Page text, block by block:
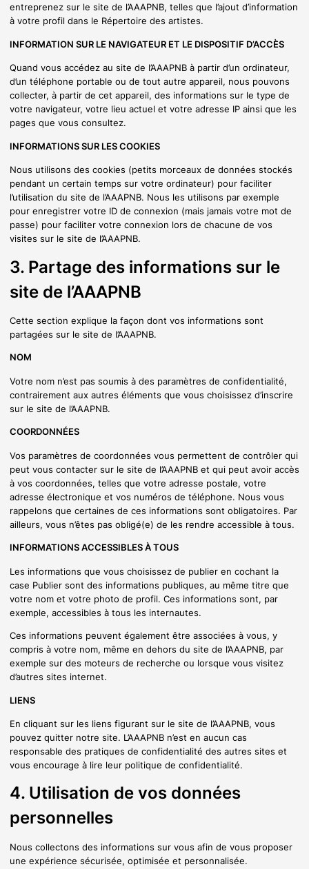
entreprenez sur le site de l’AAAPNB, telles que l’ajout d’information
à votre profil dans le Répertoire des artistes.
INFORMATION SUR LE NAVIGATEUR ET LE DISPOSITIF D’ACCÈS
Quand vous accédez au site de l’AAAPNB à partir d’un ordinateur,
d’un téléphone portable ou de tout autre appareil, nous pouvons
collecter, à partir de cet appareil, des informations sur le type de
votre navigateur, votre lieu actuel et votre adresse IP ainsi que les
pages que vous consultez.
INFORMATIONS SUR LES COOKIES
Nous utilisons des cookies (petits morceaux de données stockés
pendant un certain temps sur votre ordinateur) pour faciliter
l’utilisation du site de l’AAAPNB. Nous les utilisons par exemple
pour enregistrer votre ID de connexion (mais jamais votre mot de
passe) pour faciliter votre connexion lors de chacune de vos
visites sur le site de l’AAAPNB.
3. Partage des informations sur le
site de l’AAAPNB
Cette section explique la façon dont vos informations sont
partagées sur le site de l’AAAPNB.
NOM
Votre nom n’est pas soumis à des paramètres de confidentialité,
contrairement aux autres éléments que vous choisissez d’inscrire
sur le site de l’AAAPNB.
COORDONNÉES
Vos paramètres de coordonnées vous permettent de contrôler qui
peut vous contacter sur le site de l’AAAPNB et qui peut avoir accès
à vos coordonnées, telles que votre adresse postale, votre
adresse électronique et vos numéros de téléphone. Nous vous
rappelons que certaines de ces informations sont obligatoires. Par
ailleurs, vous n’êtes pas obligé(e) de les rendre accessible à tous.
INFORMATIONS ACCESSIBLES À TOUS
Les informations que vous choisissez de publier en cochant la
case Publier sont des informations publiques, au même titre que
votre nom et votre photo de profil. Ces informations sont, par
exemple, accessibles à tous les internautes.
Ces informations peuvent également être associées à vous, y
compris à votre nom, même en dehors du site de l’AAAPNB, par
exemple sur des moteurs de recherche ou lorsque vous visitez
d’autres sites internet.
LIENS
En cliquant sur les liens figurant sur le site de l’AAAPNB, vous
pouvez quitter notre site. L’AAAPNB n’est en aucun cas
responsable des pratiques de confidentialité des autres sites et
vous encourage à lire leur politique de confidentialité.
4. Utilisation de vos données
personnelles
Nous collectons des informations sur vous afin de vous proposer
une expérience sécurisée, optimisée et personnalisée.